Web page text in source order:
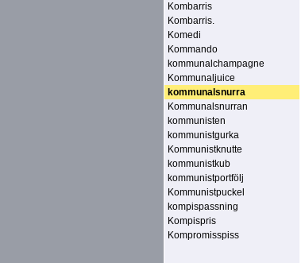
Kombarris
Kombarris.
Komedi
Kommando
kommunalchampagne
Kommunaljuice
kommunalsnurra
Kommunalsnurran
kommunisten
kommunistgurka
Kommunistknutte
kommunistkub
kommunistportfölj
Kommunistpuckel
kompispassning
Kompispris
Kompromisspiss